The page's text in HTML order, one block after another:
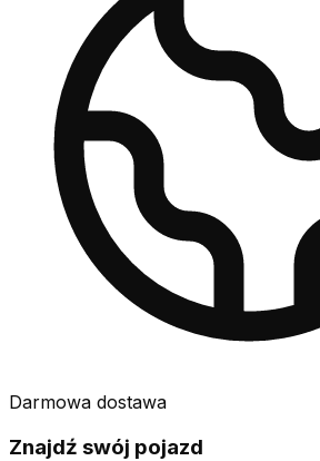
Darmowa dostawa
Znajdź swój pojazd